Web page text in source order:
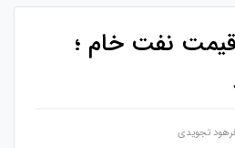
قیمت نفت خام ؛
تجویدی